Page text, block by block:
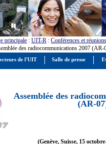
principale : UIT-R : Conférences et réunions
des radiocommunications 2007 (AR-
Assemblée des
(AR-
(Genève, Suisse, 15
de l'UIT Salle de presse